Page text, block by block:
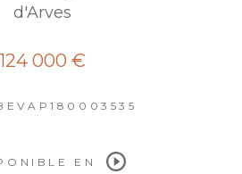
d'Arves
124 000 €
EN